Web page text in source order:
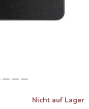
Nicht auf Lager